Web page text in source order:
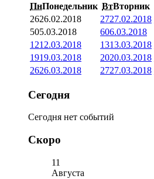
ПнПонедельник ВтВторник
2626.02.2018 2727.02.2018
505.03.2018 606.03.2018
1212.03.2018 1313.03.2018
1919.03.2018 2020.03.2018
2626.03.2018 2727.03.2018
Сегодня
Сегодня нет событий
Скоро
11
Августа